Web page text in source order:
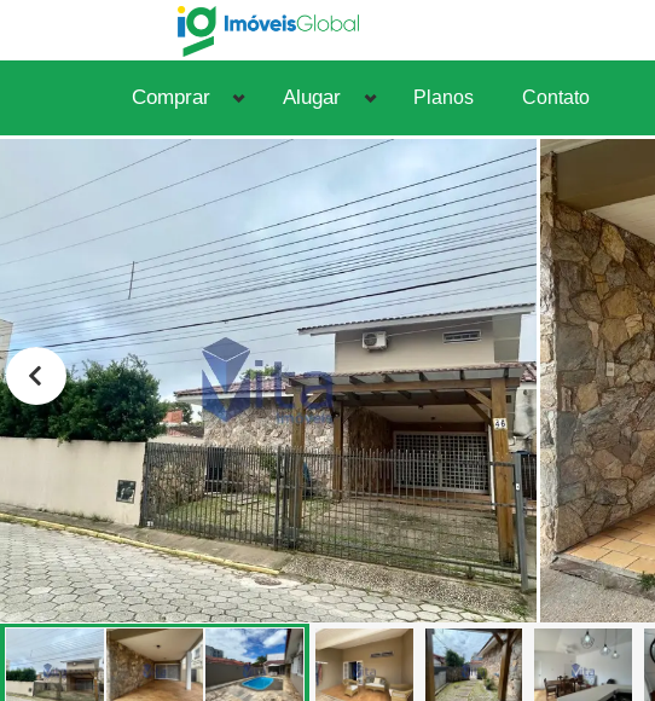
Comprar Alugar Planos Contato